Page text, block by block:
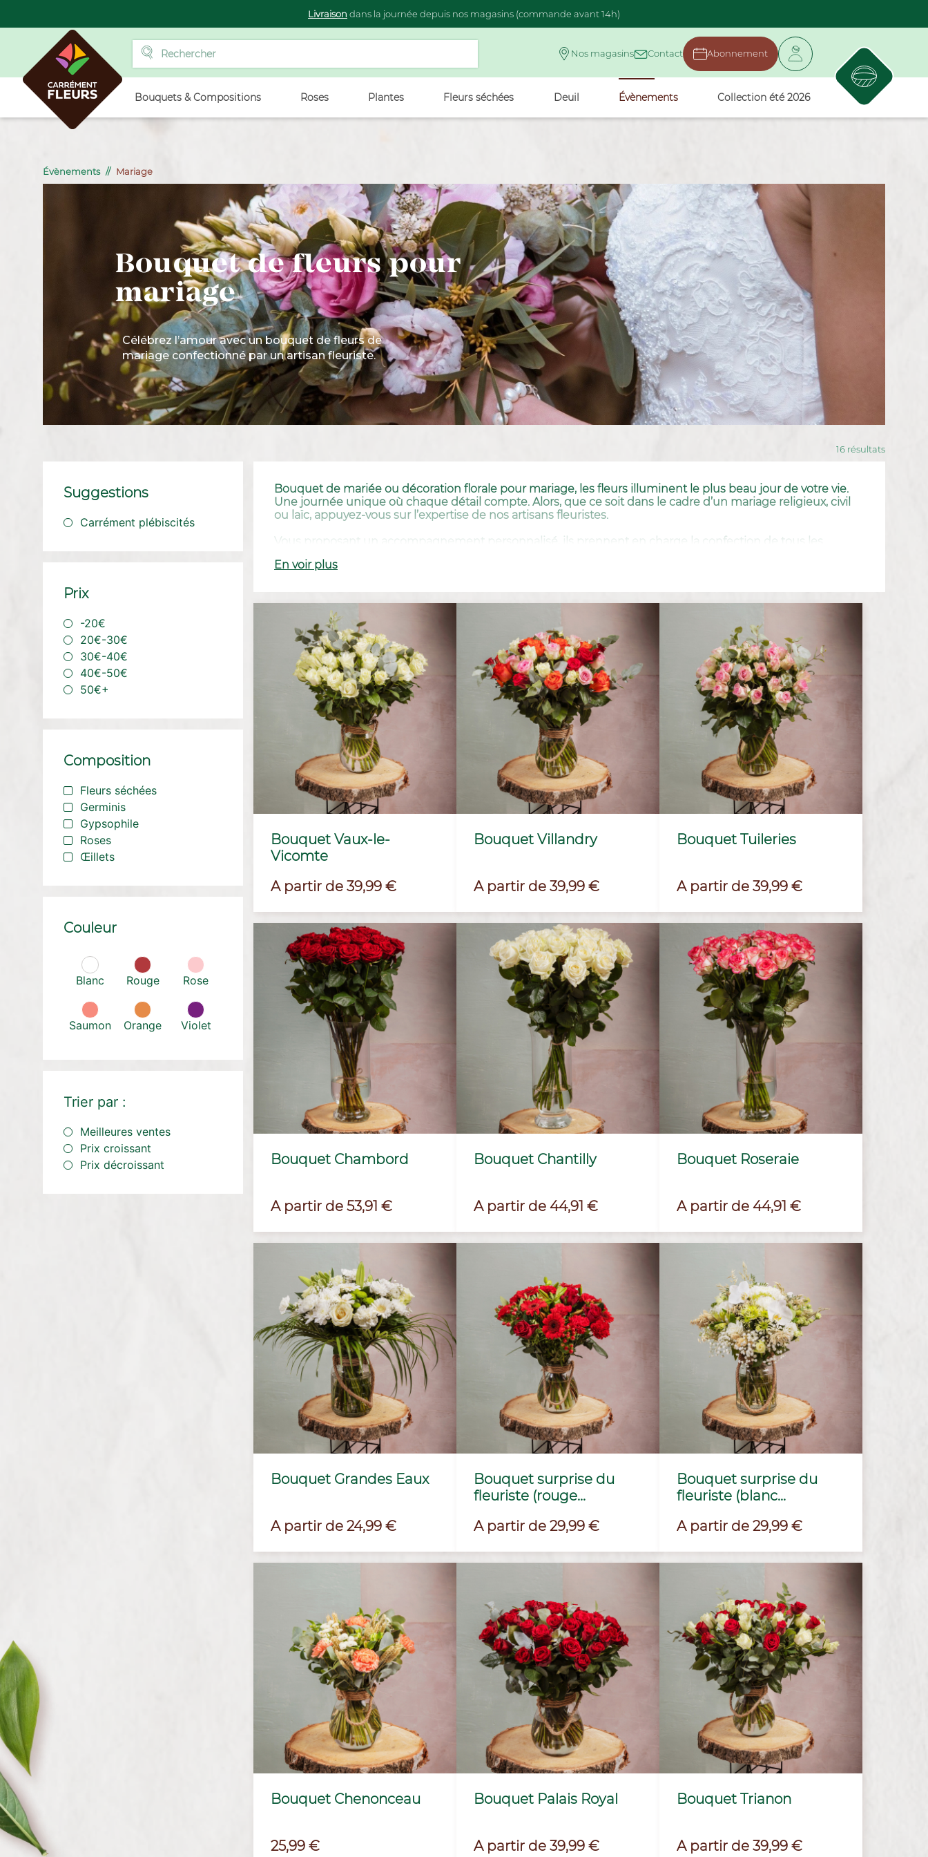
Livraison dans la journée depuis nos magasins (commande avant 14h)
Nos magasins Contact Abonnement
Bouquets & Compositions Roses Plantes Fleurs séchées Deuil Évènements Collection été 2026
Évènements Mariage
Bouquet de fleurs pour
mariage
Célébrez l’amour avec un bouquet de fleurs de
mariage confectionné par un artisan fleuriste.
16 résultats
Suggestions
Carrément plébiscités
Prix
-20€
20€-30€
30€-40€
40€-50€
50€+
Composition
Fleurs séchées
Germinis
Gypsophile
Roses
Œillets
Couleur
Blanc Rouge Rose
Saumon Orange Violet
Trier par :
Meilleures ventes
Prix croissant
Prix décroissant
Bouquet de mariée ou décoration florale pour mariage, les fleurs illuminent le plus beau jour de votre vie.
Une journée unique où chaque détail compte. Alors, que ce soit dans le cadre d’un mariage religieux, civil
ou laïc, appuyez-vous sur l’expertise de nos artisans fleuristes.
Vous proposant un accompagnement personnalisé, ils prennent en charge la confection de tous les
En voir plus
Bouquet Vaux-le-
Vicomte
Prix
A partir de 39,99 €
Bouquet Villandry
Prix
A partir de 39,99 €
Bouquet Tuileries
Prix
A partir de 39,99 €
Bouquet Chambord
Prix
A partir de 53,91 €
Bouquet Chantilly
Prix
A partir de 44,91 €
Bouquet Roseraie
Prix
A partir de 44,91 €
Bouquet Grandes Eaux
Prix
A partir de 24,99 €
Bouquet surprise du
fleuriste (rouge...
Prix
A partir de 29,99 €
Bouquet surprise du
fleuriste (blanc...
Prix
A partir de 29,99 €
Bouquet Chenonceau
Prix
25,99 €
Bouquet Palais Royal
Prix
A partir de 39,99 €
Bouquet Trianon
Prix
A partir de 39,99 €